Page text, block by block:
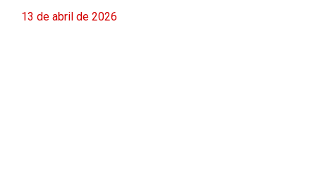
13 de abril de 2026